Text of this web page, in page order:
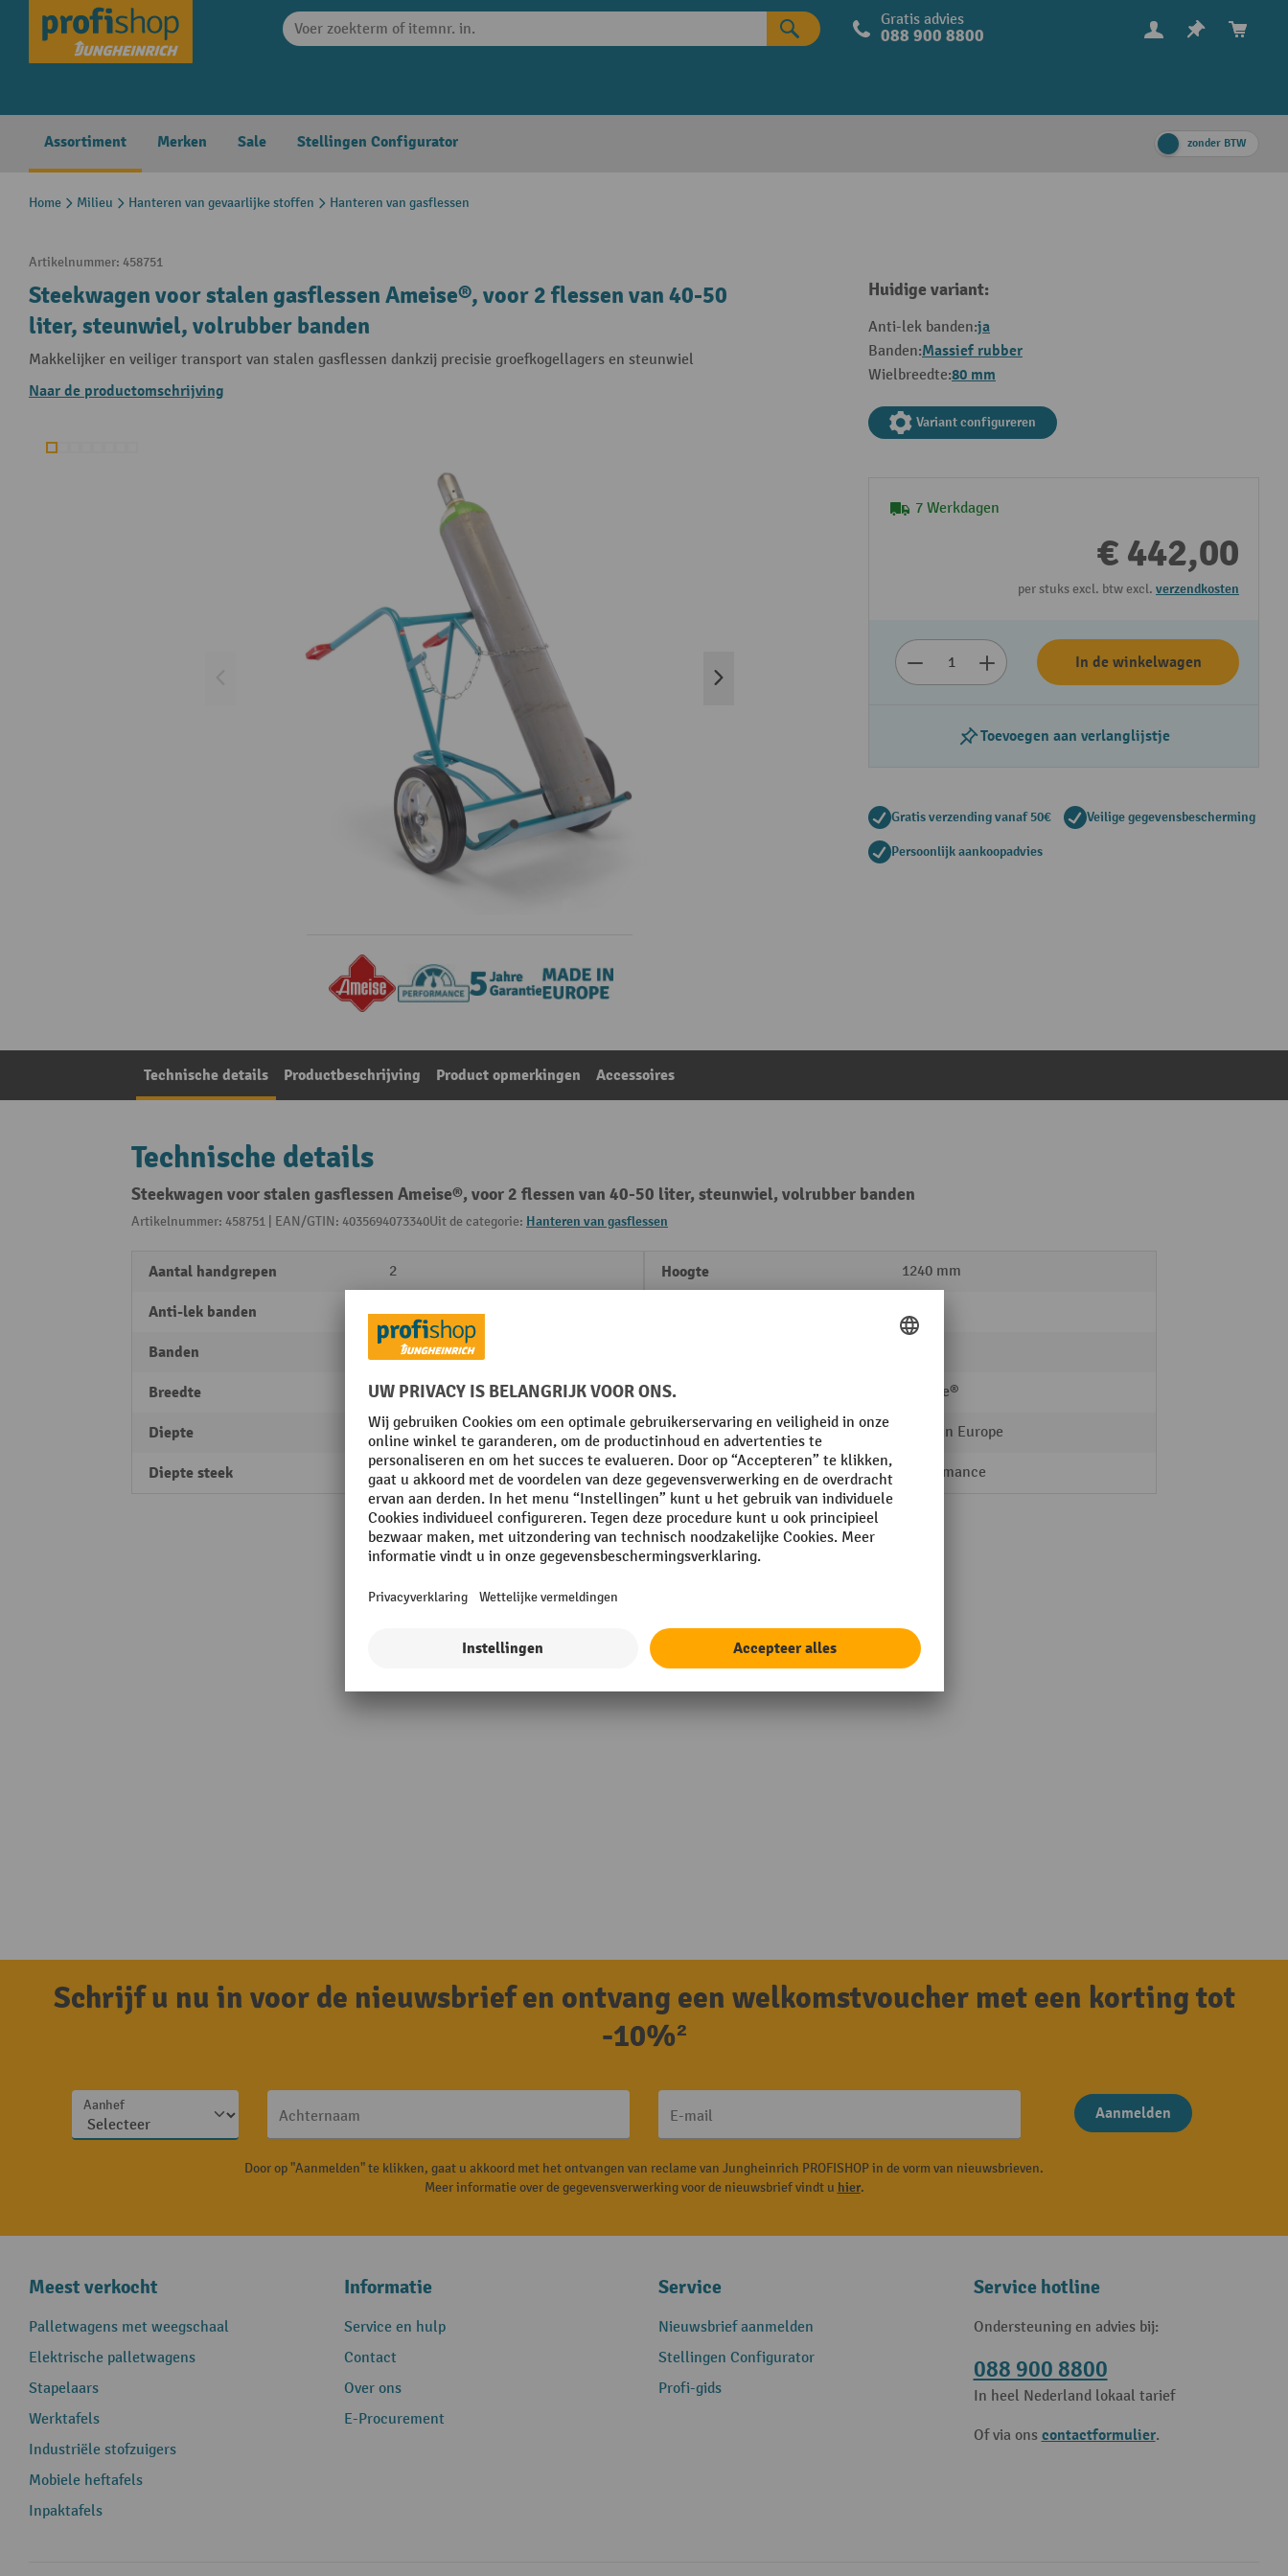
Skip to main navigation Gratis advies
088 900 8800
Assortiment Merken Sale Stellingen Configurator zonder BTW
Home Milieu Hanteren van gevaarlijke stoffen Hanteren van gasflessen
Artikelnummer: 458751
Steekwagen voor stalen gasflessen Ameise®, voor 2 flessen van 40-50
liter, steunwiel, volrubber banden
Makkelijker en veiliger transport van stalen gasflessen dankzij precisie groefkogellagers en steunwiel
Naar de productomschrijving
Huidige variant:
Anti-lek banden:ja
Banden:Massief rubber
Wielbreedte:80 mm
Variant configureren
7 Werkdagen
€ 442,00
per stuks excl. btw excl. verzendkosten
In de winkelwagen
Toevoegen aan verlanglijstje
Gratis verzending vanaf 50€ Veilige gegevensbescherming
Persoonlijk aankoopadvies
Technische details Productbeschrijving Product opmerkingen Accessoires
Technische details
Steekwagen voor stalen gasflessen Ameise®, voor 2 flessen van 40-50 liter, steunwiel, volrubber banden
Artikelnummer: 458751 | EAN/GTIN: 4035694073340Uit de categorie: Hanteren van gasflessen
Aantal handgrepen 2
Anti-lek banden ja
Banden Massief rubber
Breedte 855 mm
Diepte 975 mm
Diepte steek 250 mm
Hoogte 1240 mm
Staal
Merk Ameise®
Plaats van vervaardiging Made in Europe
Rubriek Performance
Toon alle technische details
Schrijf u nu in voor de nieuwsbrief en ontvang een welkomstvoucher met een korting tot
-10%²
Aanhef
Achternaam E-mail Aanmelden
Door op "Aanmelden" te klikken, gaat u akkoord met het ontvangen van reclame van Jungheinrich PROFISHOP in de vorm van nieuwsbrieven.
Meer informatie over de gegevensverwerking voor de nieuwsbrief vindt u hier.
Meest verkocht
Palletwagens met weegschaal
Elektrische palletwagens
Stapelaars
Werktafels
Industriële stofzuigers
Mobiele heftafels
Inpaktafels
Informatie
Service en hulp
Contact
Over ons
E-Procurement
Service
Nieuwsbrief aanmelden
Stellingen Configurator
Profi-gids
Service hotline
Ondersteuning en advies bij:
088 900 8800
In heel Nederland lokaal tarief
Of via ons contactformulier.